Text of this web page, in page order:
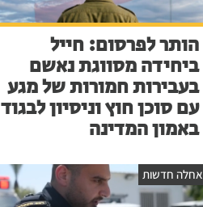
הותר לפרסום: חייל
ביחידה מסווגת נאשם
בעבירות חמורות של מגע
עם סוכן חוץ וניסיון לבגוד
באמון המדינה
אחלה חדשות